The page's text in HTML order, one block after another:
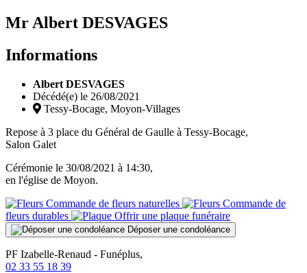
Mr Albert DESVAGES
Informations
Albert DESVAGES
Décédé(e) le 26/08/2021
Tessy-Bocage, Moyon-Villages
Repose à 3 place du Général de Gaulle à Tessy-Bocage,
Salon Galet
Cérémonie le 30/08/2021 à 14:30,
en l'église de Moyon.
Commande de fleurs naturelles
Commande de
fleurs durables
Offrir une plaque funéraire
Déposer une condoléance
PF Izabelle-Renaud - Funéplus,
02 33 55 18 39